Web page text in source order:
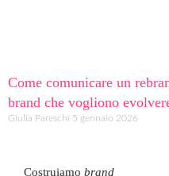
Come comunicare un
brand che vogliono
Giulia Pareschi 5 gennaio 2026
Costruiamo brand